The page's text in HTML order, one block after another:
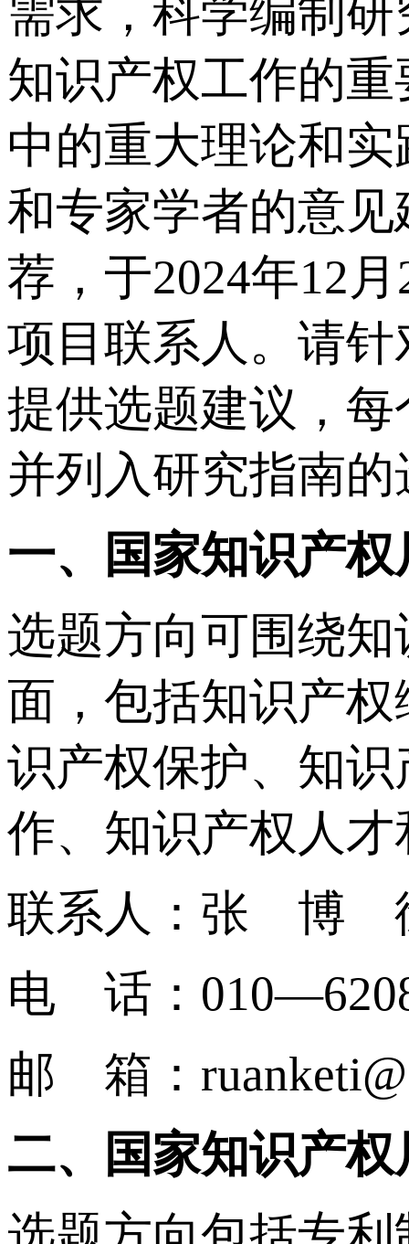
需求，科学编制
知识产权工作的
中的重大理论和
和专家学者的意
荐，于2024年12
项目联系人。请
提供选题建议，
并列入研究指南
一、国家知识产
选题方向可围绕
面，包括知识产
识产权保护、知
作、知识产权人
联系人：张 博
电 话：
邮 箱：
二、国家知识产